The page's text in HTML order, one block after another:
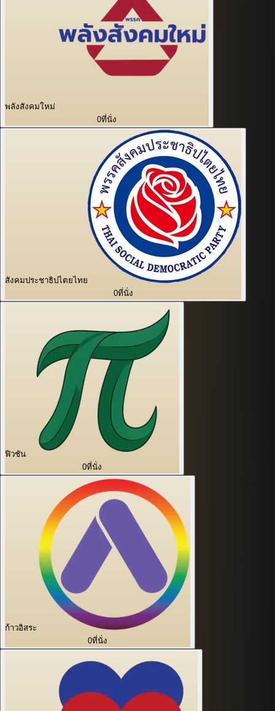
พลังสังคมใหม่
0ที่นั่ง
สังคมประชาธิปไตยไทย
0ที่นั่ง
ฟิวชัน
0ที่นั่ง
ก้าวอิสระ
0ที่นั่ง